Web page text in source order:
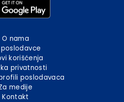
O nama
poslodavce
korišćenja
privatnosti
poslodavaca
medije
Kontakt